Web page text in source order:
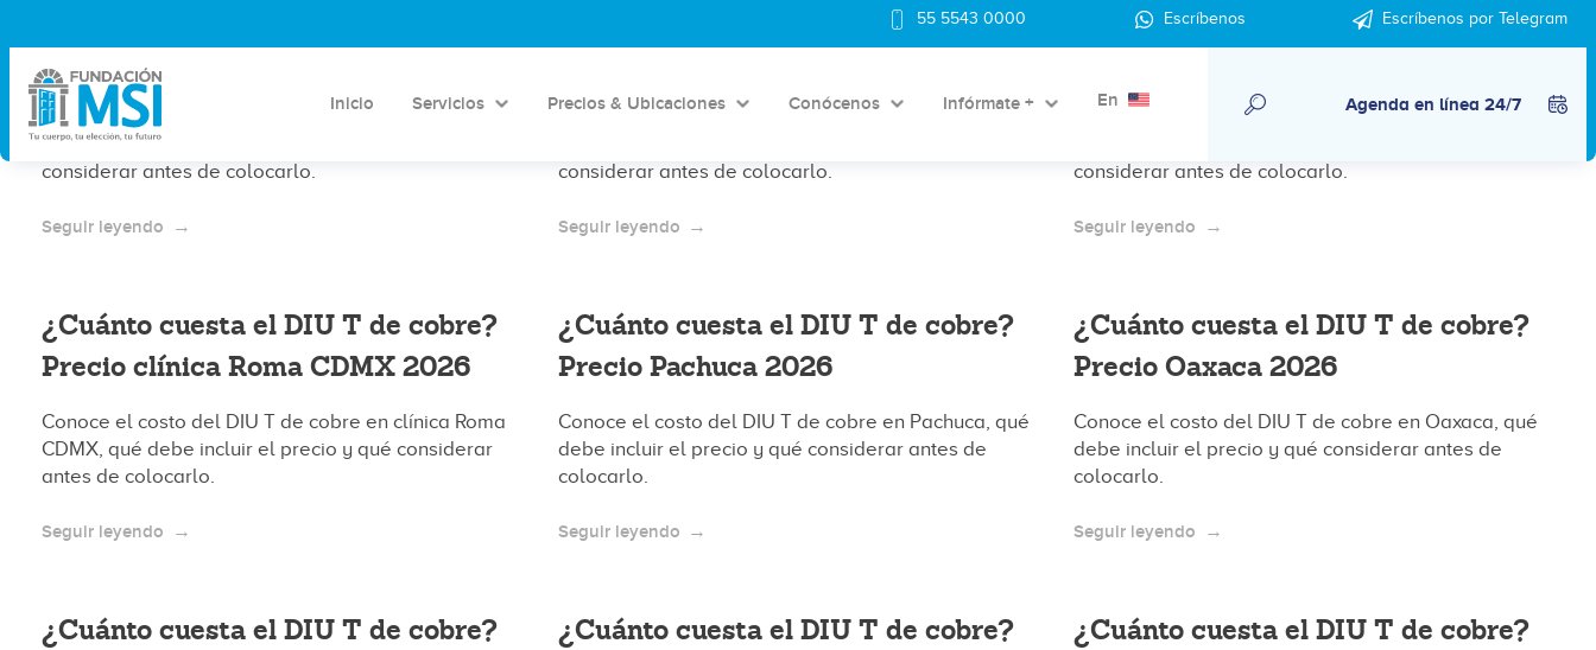
55 5543 0000 Escríbenos Escríbenos por Telegram
Inicio Servicios Precios & Ubicaciones Conócenos Infórmate + En Agenda en línea 24/7
Precio clínica Coyoacán CDMX 2026
Conoce el costo del DIU T de cobre en clínica
Coyoacán CDMX, qué debe incluir el precio y qué
considerar antes de colocarlo.
Seguir leyendo
¿Cuánto cuesta el DIU T de cobre?
Conoce el costo del DIU T de cobre en clínica
considerar antes de colocarlo.
Seguir leyendo
¿Cuánto cuesta el DIU T de cobre?
Conoce el costo del DIU T de cobre en clínica
considerar antes de colocarlo.
Seguir leyendo
¿Cuánto cuesta el DIU T de cobre?
Precio clínica Roma CDMX 2026
Conoce el costo del DIU T de cobre en clínica Roma
CDMX, qué debe incluir el precio y qué considerar
antes de colocarlo.
Seguir leyendo
¿Cuánto cuesta el DIU T de cobre?
Precio Pachuca 2026
Conoce el costo del DIU T de cobre en Pachuca, qué
debe incluir el precio y qué considerar antes de
colocarlo.
Seguir leyendo
¿Cuánto cuesta el DIU T de cobre?
Precio Oaxaca 2026
Conoce el costo del DIU T de cobre en Oaxaca, qué
debe incluir el precio y qué considerar antes de
colocarlo.
Seguir leyendo
¿Cuánto cuesta el DIU T de cobre?
¿Cuánto cuesta el DIU T de cobre?
¿Cuánto cuesta el DIU T de cobre?